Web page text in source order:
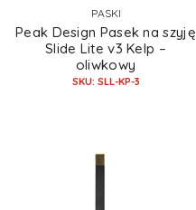
PASKI
Peak Design Pasek na szyję
Slide Lite v3 Kelp –
oliwkowy
SKU: SLL-KP-3